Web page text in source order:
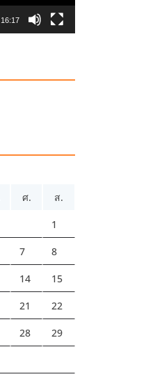
16:17
ศ. ส.
1
7 8
14 15
21 22
28 29